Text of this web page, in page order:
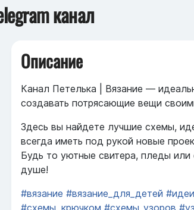
канал
Описание
Канал Петелька | Вязание —
создавать потрясающие вещи
Здесь вы найдете лучшие схемы,
всегда иметь под рукой новые
Будь то уютные свитера, пледы
душе!
#вязание #вязание_для_детей
#схемы_крючком #схемы_узоров